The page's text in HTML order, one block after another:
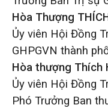
Hòa Thượng
Ủy viên Hội Đồng
GHPGVN thành
Hòa thượng Thích
Ủy viên Hội Đồng
Phó Trưởng Ban